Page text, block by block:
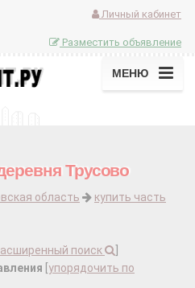
Личный кабинет
Разместить объявление
МЕНЮ
Трусово
область
купить часть
поиск
упорядочить по